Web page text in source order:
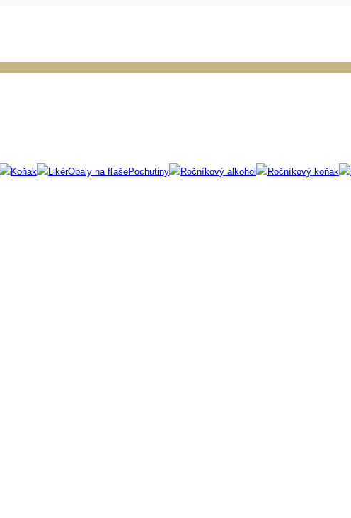
Koňak LikérObaly na fľašePochutiny Ročníkový alkohol Ročníkový koňak